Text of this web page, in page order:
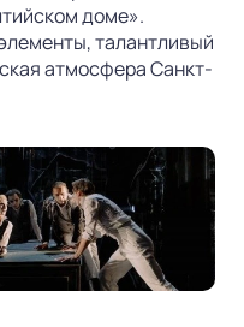
доме».
талантливый
атмосфера Санкт-